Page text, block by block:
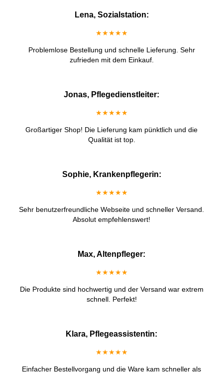
Lena, Sozialstation:
★★★★★
Problemlose Bestellung und schnelle Lieferung. Sehr
zufrieden mit dem Einkauf.
Jonas, Pflegedienstleiter:
★★★★★
Großartiger Shop! Die Lieferung kam pünktlich und die
Qualität ist top.
Sophie, Krankenpflegerin:
★★★★★
Sehr benutzerfreundliche Webseite und schneller Versand.
Absolut empfehlenswert!
Max, Altenpfleger:
★★★★★
Die Produkte sind hochwertig und der Versand war extrem
schnell. Perfekt!
Klara, Pflegeassistentin:
★★★★★
Einfacher Bestellvorgang und die Ware kam schneller als